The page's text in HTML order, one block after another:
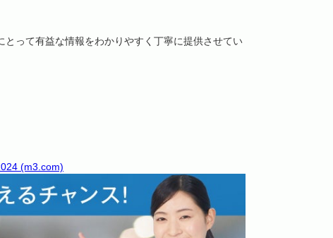
って有益な情報をわかりやすく丁寧に提供させてい
(m3.com)